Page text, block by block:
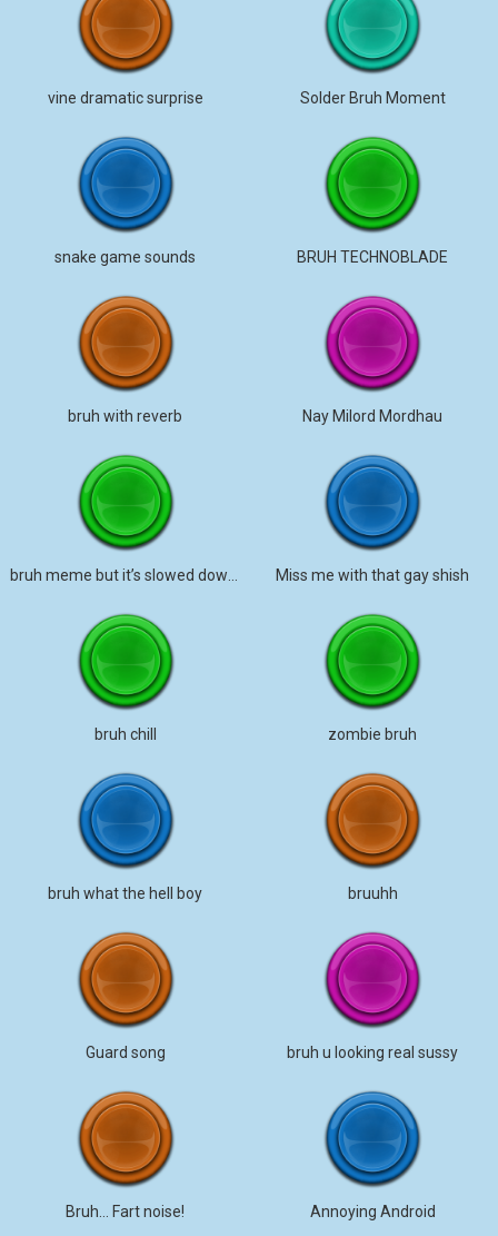
vine dramatic surprise Solder Bruh Moment
snake game sounds BRUH TECHNOBLADE
bruh with reverb Nay Milord Mordhau
Miss me with that gay shish
bruh chill zombie bruh
bruh what the hell boy bruuhh
Guard song bruh u looking real sussy
Bruh… Fart noise! Annoying Android